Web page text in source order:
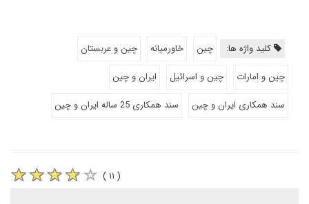
کلید واژه ها: چین خاورمیانه
چین و عربستان
چین و امارات
چین و اسرائیل
ایران و چین
سند همکاری ایران و چین
سند همکاری 25 ساله ایران و چین
( ۱۱ )